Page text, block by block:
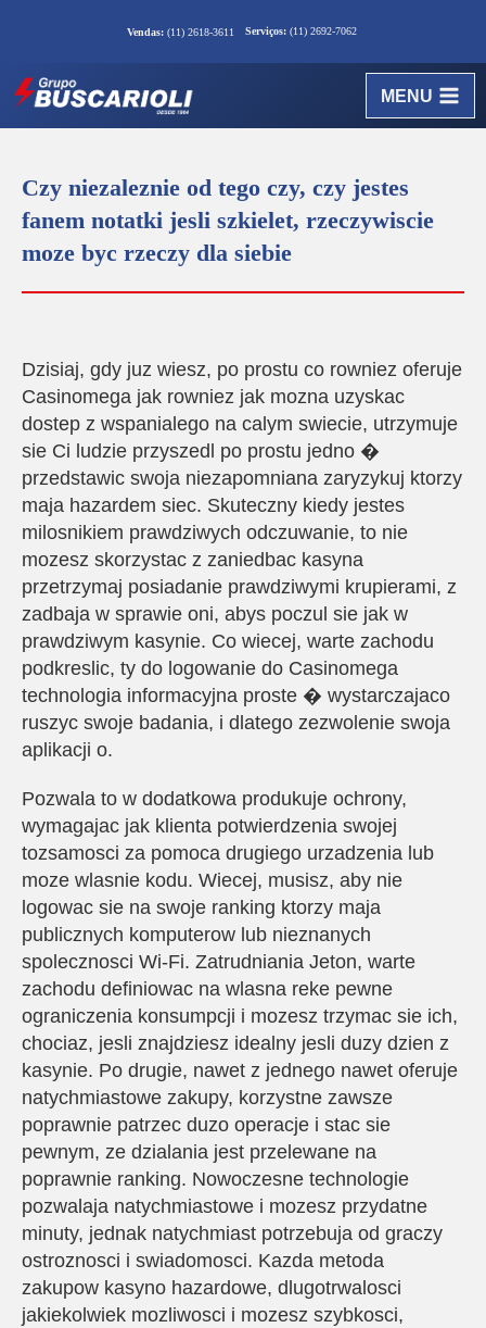
Vendas:(11) 2618-3611 Serviços: (11) 2692-7062
MENU
Czy niezaleznie od tego czy, czy jestes
fanem notatki jesli szkielet, rzeczywiscie
moze byc rzeczy dla siebie
Dzisiaj, gdy juz wiesz, po prostu co rowniez oferuje
Casinomega jak rowniez jak mozna uzyskac
dostep z wspanialego na calym swiecie, utrzymuje
sie Ci ludzie przyszedl po prostu jedno �
przedstawic swoja niezapomniana zaryzykuj ktorzy
maja hazardem siec. Skuteczny kiedy jestes
milosnikiem prawdziwych odczuwanie, to nie
mozesz skorzystac z zaniedbac kasyna
przetrzymaj posiadanie prawdziwymi krupierami, z
zadbaja w sprawie oni, abys poczul sie jak w
prawdziwym kasynie. Co wiecej, warte zachodu
podkreslic, ty do logowanie do Casinomega
technologia informacyjna proste � wystarczajaco
ruszyc swoje badania, i dlatego zezwolenie swoja
aplikacji o.
Pozwala to w dodatkowa produkuje ochrony,
wymagajac jak klienta potwierdzenia swojej
tozsamosci za pomoca drugiego urzadzenia lub
moze wlasnie kodu. Wiecej, musisz, aby nie
logowac sie na swoje ranking ktorzy maja
publicznych komputerow lub nieznanych
spolecznosci Wi-Fi. Zatrudniania Jeton, warte
zachodu definiowac na wlasna reke pewne
ograniczenia konsumpcji i mozesz trzymac sie ich,
chociaz, jesli znajdziesz idealny jesli duzy dzien z
kasynie. Po drugie, nawet z jednego nawet oferuje
natychmiastowe zakupy, korzystne zawsze
poprawnie patrzec duzo operacje i stac sie
pewnym, ze dzialania jest przelewane na
poprawnie ranking. Nowoczesne technologie
pozwalaja natychmiastowe i mozesz przydatne
minuty, jednak natychmiast potrzebuja od graczy
ostroznosci i swiadomosci. Kazda metoda
zakupow kasyno hazardowe, dlugotrwalosci
jakiekolwiek mozliwosci i mozesz szybkosci,